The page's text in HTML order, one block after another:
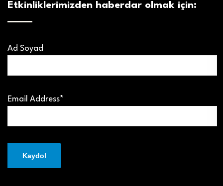
Etkinliklerimizden haberdar olmak için:
Ad Soyad
Email Address*